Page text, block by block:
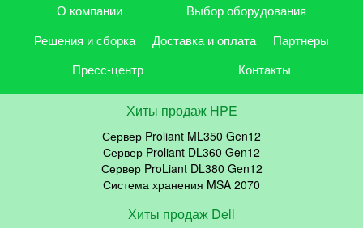
О компании
Выбор оборудования
Решения и сборка
Доставка и оплата
Партнеры
Пресс-центр
Контакты
Хиты продаж HPE
Сервер Proliant ML350 Gen12
Сервер Proliant DL360 Gen12
Сервер ProLiant DL380 Gen12
Система хранения MSA 2070
Хиты продаж Dell